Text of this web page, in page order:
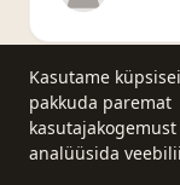
"Väga hea
Kasutame
pakkuda paremat
kasutajakogemust
analüüsida